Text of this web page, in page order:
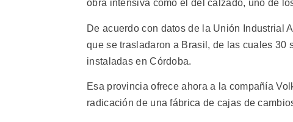
obra intensiva como el del calzado, uno de
De acuerdo con datos de la Unión Industrial
que se trasladaron a Brasil, de las cuales 30
instaladas en Córdoba.
Esa provincia ofrece ahora a la compañía
radicación de una fábrica de cajas de